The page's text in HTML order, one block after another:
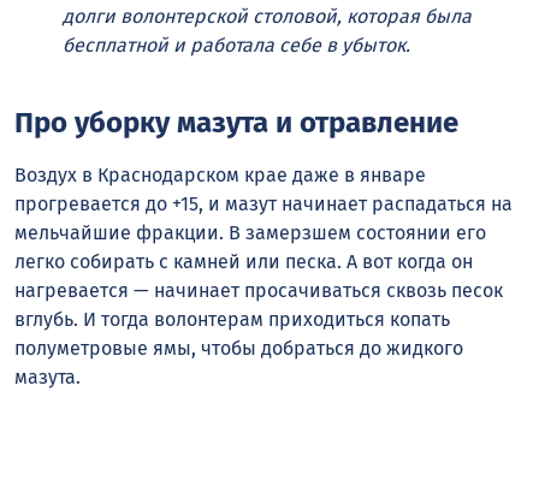
долги волонтерской столовой, которая была
бесплатной и работала себе в убыток.
Про уборку мазута и отравление
Воздух в Краснодарском крае даже в январе
прогревается до +15, и мазут начинает распадаться на
мельчайшие фракции. В замерзшем состоянии его
легко собирать с камней или песка. А вот когда он
нагревается — начинает просачиваться сквозь песок
вглубь. И тогда волонтерам приходиться копать
полуметровые ямы, чтобы добраться до жидкого
мазута.